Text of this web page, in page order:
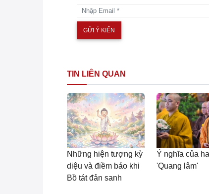
TIN LIÊN QUAN
Những hiện tượng kỳ
diệu và điềm báo khi
Bồ tát đản sanh
Ý nghĩa của
'Quang lâm'